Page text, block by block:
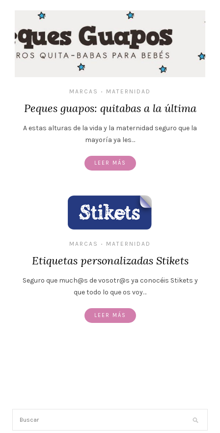
MARCAS • MATERNIDAD
Peques guapos: quitabas a la última
A estas alturas de la vida y la maternidad seguro que la
mayoría ya les…
LEER MÁS
MARCAS • MATERNIDAD
Etiquetas personalizadas Stikets
Seguro que much@s de vosotr@s ya conocéis Stikets y
que todo lo que os voy…
LEER MÁS